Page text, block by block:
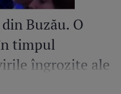
Buzău. O
timpul
îngrozite ale